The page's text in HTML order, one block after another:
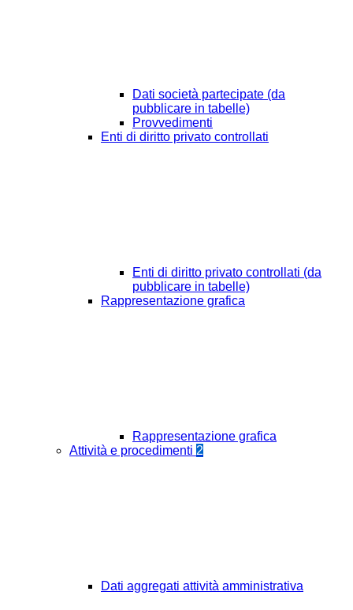
Dati società partecipate (da
pubblicare in tabelle)
Provvedimenti
Enti di diritto privato controllati
Enti di diritto privato controllati (da
pubblicare in tabelle)
Rappresentazione grafica
Rappresentazione grafica
Attività e procedimenti 2
Dati aggregati attività amministrativa